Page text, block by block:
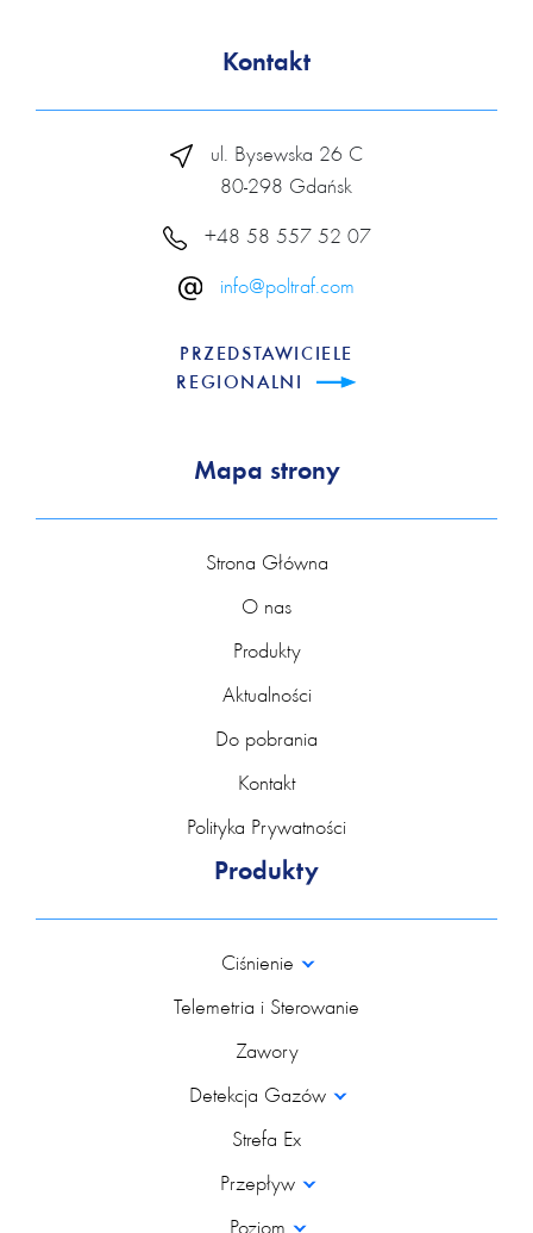
Kontakt
ul. Bysewska 26 C
80-298 Gdańsk
+48 58 557 52 07
info@poltraf.com
PRZEDSTAWICIELE
REGIONALNI
Mapa strony
Strona Główna
O nas
Produkty
Aktualności
Do pobrania
Kontakt
Polityka Prywatności
Produkty
Ciśnienie
Telemetria i Sterowanie
Zawory
Detekcja Gazów
Strefa Ex
Przepływ